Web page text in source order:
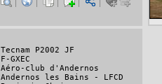
Tecnam P2002 JF
F-GXEC
Aéro-club d'Andernos
Andernos les Bains - LFCD